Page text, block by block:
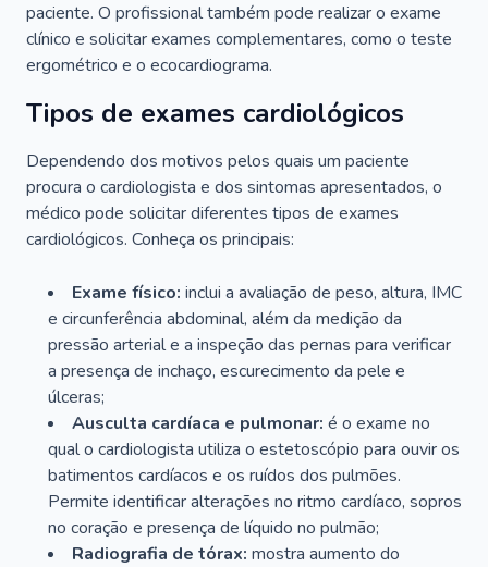
paciente. O profissional também pode realizar o exame
clínico e solicitar exames complementares, como o teste
ergométrico e o ecocardiograma.
Tipos de exames cardiológicos
Dependendo dos motivos pelos quais um paciente
procura o cardiologista e dos sintomas apresentados, o
médico pode solicitar diferentes tipos de exames
cardiológicos. Conheça os principais:
Exame físico: inclui a avaliação de peso, altura, IMC
e circunferência abdominal, além da medição da
pressão arterial e a inspeção das pernas para verificar
a presença de inchaço, escurecimento da pele e
úlceras;
Ausculta cardíaca e pulmonar: é o exame no
qual o cardiologista utiliza o estetoscópio para ouvir os
batimentos cardíacos e os ruídos dos pulmões.
Permite identificar alterações no ritmo cardíaco, sopros
no coração e presença de líquido no pulmão;
Radiografia de tórax: mostra aumento do